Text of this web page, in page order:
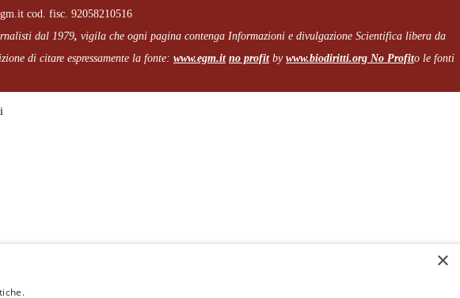
cod. fisc. 92058210516
dal 1979, vigila che ogni pagina contenga Informazioni e divulgazione Scientifica libera da
di citare espressamente la fonte: www.egm.it no profitby www.biodiritti.org No Profito le fonti
×